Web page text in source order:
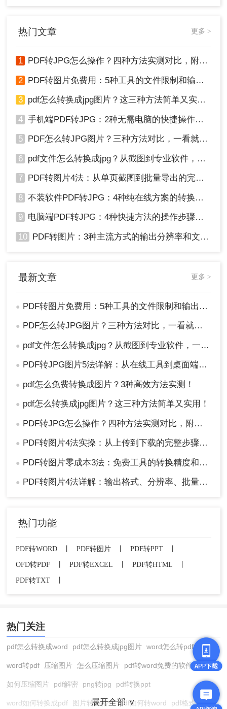
出，提供批量转换和自定义输出设置。
缺点：
免费版或试用版可能有限制（如转换页
操作如下：
1、官网（https://pdf.55.la/）下载pdf转图片客
户端，安装并打开。
2、选择PDF转换-文件转图片，然后上传PDF
文件（可多文件同时转换）。
3、下方自定义选择可根据需要设置一下，然
后点击开始转换。
4、转换完成，点击打开查看转换完成的图
注意：在转换过程中，注意检查转换参数和输出目
录是否正确。
四、修改文件后缀名
直接修改PDF文件的后缀名为常见的图片格式
缺点：
法打开，不支持批量转换，图片质量无法保
证。
操作如下：
1、打开此电脑，选择查看，勾选文件扩展名
热门文章 更多 >
1 PDF转JPG怎么操作？四种方法实测对比，附各场景最优选！
2 PDF转图片免费用：5种工具的文件限制和输出质量对比！
3 pdf怎么转换成jpg图片？这三种方法简单又实用！
4 手机端PDF转JPG：2种无需电脑的快捷操作流程！
5 PDF怎么转JPG图片？三种方法对比，一看就懂！
6 pdf文件怎么转换成jpg？从截图到专业软件，一篇讲清楚！
7 PDF转图片4法：从单页截图到批量导出的完整操作路径！
8 不装软件PDF转JPG：4种纯在线方案的转换效果和速度对比！
9 电脑端PDF转JPG：4种快捷方法的操作步骤和常见格式问题！
10 PDF转图片：3种主流方式的输出分辨率和文件体积实测！
最新文章 更多 >
● PDF转图片免费用：5种工具的文件限制和输出质量对比！
● PDF怎么转JPG图片？三种方法对比，一看就懂！
● pdf文件怎么转换成jpg？从截图到专业软件，一篇讲清楚！
● PDF转JPG图片5法详解：从在线工具到桌面端全路径对比！
● pdf怎么免费转换成图片？3种高效方法实测！
● pdf怎么转换成jpg图片？这三种方法简单又实用！
● PDF转JPG怎么操作？四种方法实测对比，附各场景最优选！
● PDF转图片4法实操：从上传到下载的完整步骤和参数设置！
● PDF转图片零成本3法：免费工具的转换精度和限制对比！
● PDF转图片4法详解：输出格式、分辨率、批量处理全对比！
热门功能
PDF转WORD PDF转图片 PDF转PPT
OFD转PDF
PDF转EXCEL PDF转HTML
PDF转TXT
热门关注
pdf怎么转换成word pdf怎么转换成jpg图片 word怎么转pdf
word转pdf 压缩图片 怎么压缩图片 pdf转word免费的软件
如何压缩图片 pdf解密 png转jpg pdf转换ppt
word如何转换成pdf 图片转换格式 pdf如何转word pdf格式转换
展开全部 ∨